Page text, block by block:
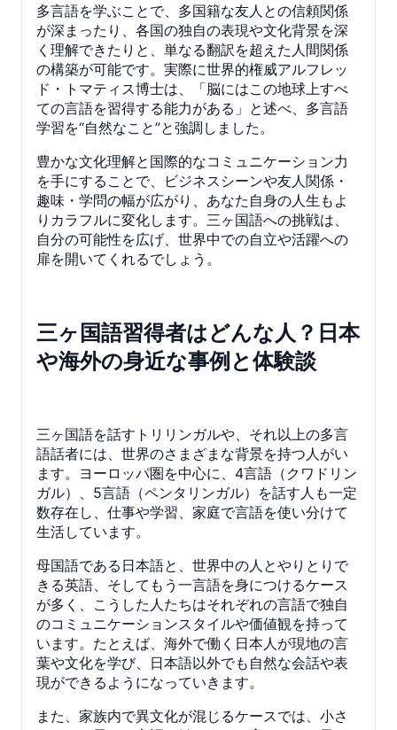
多言語を学ぶことで、多国籍な友人との信頼関係
が深まったり、各国の独自の表現や文化背景を深
く理解できたりと、単なる翻訳を超えた人間関係
の構築が可能です。実際に世界的権威アルフレッ
ド・トマティス博士は、「脳にはこの地球上すべ
ての言語を習得する能力がある」と述べ、多言語
学習を“自然なこと”と強調しました。
豊かな文化理解と国際的なコミュニケーション力
を手にすることで、ビジネスシーンや友人関係・
趣味・学問の幅が広がり、あなた自身の人生もよ
りカラフルに変化します。三ヶ国語への挑戦は、
自分の可能性を広げ、世界中での自立や活躍への
扉を開いてくれるでしょう。
三ヶ国語習得者はどんな人？日本
や海外の身近な事例と体験談
三ヶ国語を話すトリリンガルや、それ以上の多言
語話者には、世界のさまざまな背景を持つ人がい
ます。ヨーロッパ圏を中心に、4言語（クワドリン
ガル）、5言語（ペンタリンガル）を話す人も一定
数存在し、仕事や学習、家庭で言語を使い分けて
生活しています。
母国語である日本語と、世界中の人とやりとりで
きる英語、そしてもう一言語を身につけるケース
が多く、こうした人たちはそれぞれの言語で独自
のコミュニケーションスタイルや価値観を持って
います。たとえば、海外で働く日本人が現地の言
葉や文化を学び、日本語以外でも自然な会話や表
現ができるようになっていきます。
また、家族内で異文化が混じるケースでは、小さ